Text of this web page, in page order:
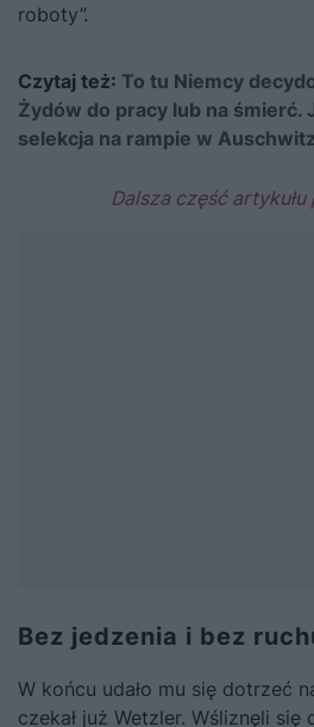
roboty”.
Czytaj też: To tu Niemcy
Żydów do pracy lub na śmierć.
selekcja na rampie w
Bez jedzenia i bez
W końcu udało mu się dotrzeć
czekał już Wetzler. Wśliznęli